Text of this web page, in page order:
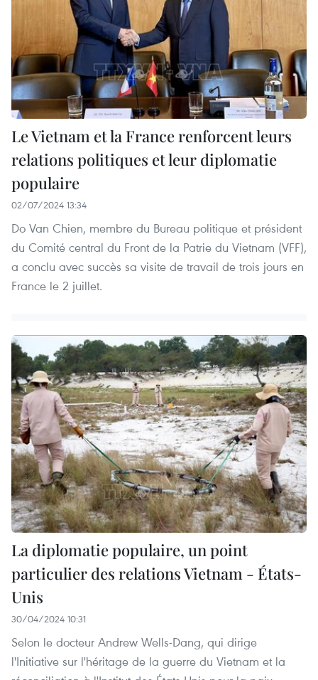
Le Vietnam et la France renforcent leurs
relations politiques et leur diplomatie
populaire
02/07/2024 13:34
Do Van Chien, membre du Bureau politique et président
du Comité central du Front de la Patrie du Vietnam (VFF),
a conclu avec succès sa visite de travail de trois jours en
France le 2 juillet.
La diplomatie populaire, un point
particulier des relations Vietnam - États-
Unis
30/04/2024 10:31
Selon le docteur Andrew Wells-Dang, qui dirige
l'Initiative sur l'héritage de la guerre du Vietnam et la